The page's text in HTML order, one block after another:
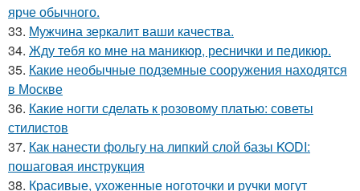
ярче обычного.
33. Мужчина зеркалит ваши качества.
34. Жду тебя ко мне на маникюр, реснички и педикюр.
35. Какие необычные подземные сооружения находятся
в Москве
36. Какие ногти сделать к розовому платью: советы
стилистов
37. Как нанести фольгу на липкий слой базы KODI:
пошаговая инструкция
38. Красивые, ухоженные ноготочки и ручки могут